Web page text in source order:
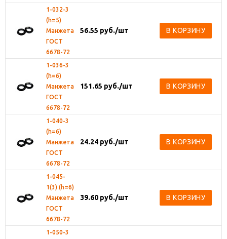
1-032-3
(h=5)
Манжета
ГОСТ
6678-72
56.55 руб./шт В КОРЗИНУ
1-036-3
(h=6)
Манжета
ГОСТ
6678-72
151.65 руб./шт В КОРЗИНУ
1-040-3
(h=6)
Манжета
ГОСТ
6678-72
24.24 руб./шт В КОРЗИНУ
1-045-
1(3) (h=6)
Манжета
ГОСТ
6678-72
39.60 руб./шт В КОРЗИНУ
1-050-3